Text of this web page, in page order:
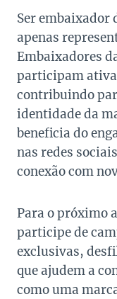
Ser embaixador
apenas
Embaixadores
participam
contribuindo
identidade da
beneficia do
nas redes
conexão com
Para o próximo
participe de
exclusivas,
que ajudem a
como uma